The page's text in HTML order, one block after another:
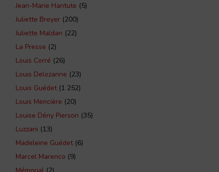
Jean-Marie Hantute (5)
Juliette Breyer (200)
Juliette Maldan (22)
La Presse (2)
Louis Corré (26)
Louis Delozanne (23)
Louis Guédet(1 252)
Louis Mencière (20)
Louise Dény Pierson (35)
Luzzani (13)
Madeleine Guédet(6)
Marcel Marenco (9)